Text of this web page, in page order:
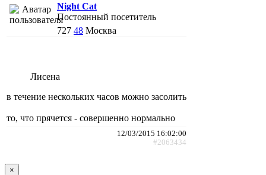
Night Cat
Постоянный посетитель
727 48 Москва
Лисена
в течение нескольких часов можно засолить
то, что прячется - совершенно нормально
12/03/2015 16:02:00
#2063434
×